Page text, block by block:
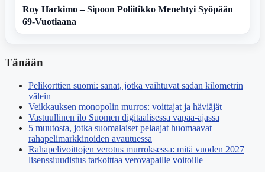
Roy Harkimo – Sipoon Poliitikko Menehtyi Syöpään
69-Vuotiaana
Tänään
Pelikorttien suomi: sanat, jotka vaihtuvat sadan kilometrin
välein
Veikkauksen monopolin murros: voittajat ja häviäjät
Vastuullinen ilo Suomen digitaalisessa vapaa-ajassa
5 muutosta, jotka suomalaiset pelaajat huomaavat
rahapelimarkkinoiden avautuessa
Rahapelivoittojen verotus murroksessa: mitä vuoden 2027
lisenssiuudistus tarkoittaa verovapaille voitoille